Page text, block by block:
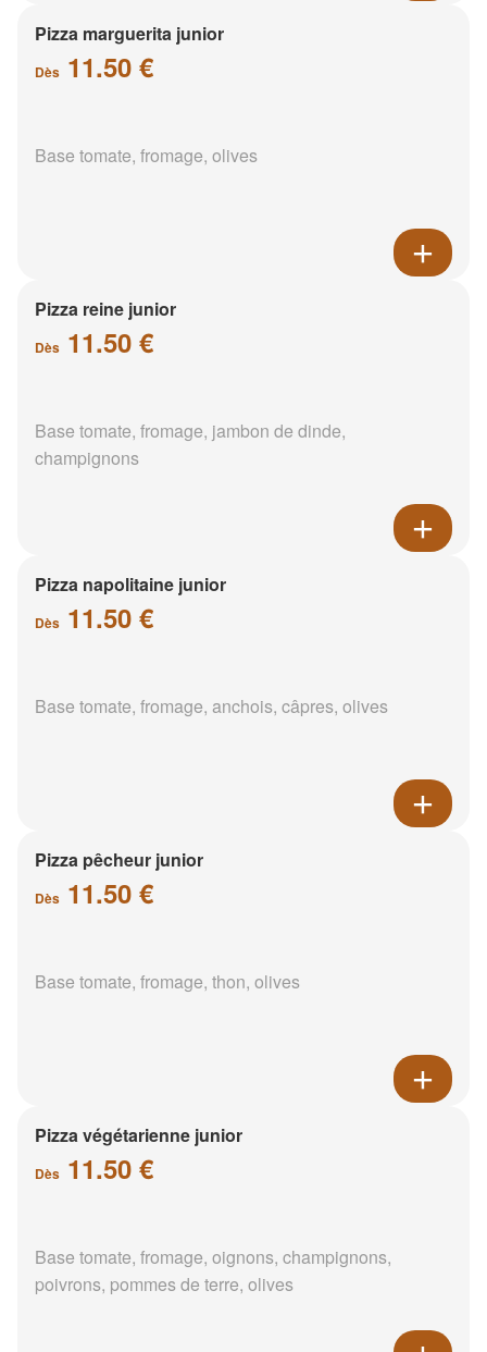
Pizza marguerita junior
Dès 11.50 €
Base tomate, fromage, olives
Pizza reine junior
Dès 11.50 €
Base tomate, fromage, jambon de dinde,
champignons
Pizza napolitaine junior
Dès 11.50 €
Base tomate, fromage, anchois, câpres, olives
Pizza pêcheur junior
Dès 11.50 €
Base tomate, fromage, thon, olives
Pizza végétarienne junior
Dès 11.50 €
Base tomate, fromage, oignons, champignons,
poivrons, pommes de terre, olives